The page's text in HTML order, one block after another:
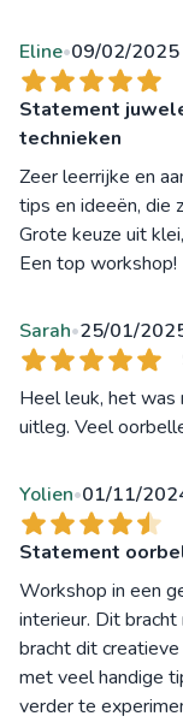
Eline•09/02/2025
Statement
technieken
Zeer leerrijke en
tips en ideeën, die
Grote keuze uit
Een top workshop!
Sarah•25/01/
Heel leuk, het
uitleg. Veel
Yolien•01/11/
Statement
Workshop in een
interieur. Dit
bracht dit
met veel handige
verder te